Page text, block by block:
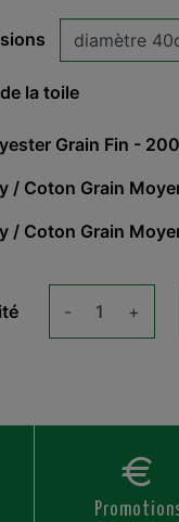
la toile
Grain Fin -
/ Coton Grain
/ Coton Grain
- +